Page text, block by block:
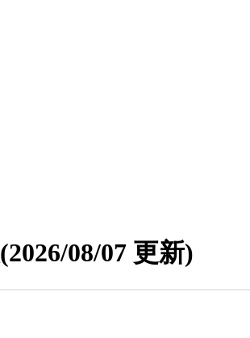
(2026/08/07 更新)